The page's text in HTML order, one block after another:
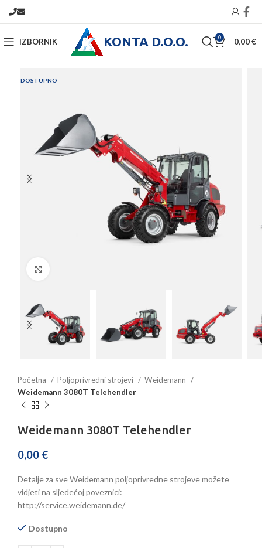
IZBORNIK KONTA D.O.O. 0 0,00€
DOSTUPNO
Početna Poljoprivredni strojevi
Weidemann
Weidemann 3080T Telehendler
Weidemann 3080T Telehendler
0,00 €
Detalje za sve Weidemann poljoprivredne strojeve možete
vidjeti na sljedećoj poveznici:
http://service.weidemann.de/
Dostupno